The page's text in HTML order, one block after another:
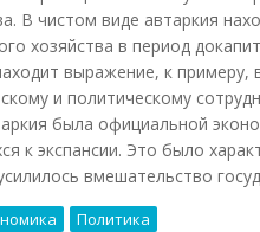
В чистом виде автаркия
хозяйства в период
выражение, к примеру,
и политическому
была официальной
к экспансии. Это было
вмешательство
Политика